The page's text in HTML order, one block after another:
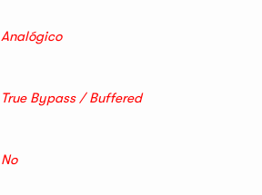
Analógico
True Bypass / Buffered
No